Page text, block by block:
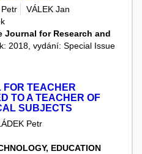
VÁLEK Jan
Journal for Research and
2018, vydání: Special Issue
FOR TEACHER
TO A TEACHER OF
SUBJECTS
Petr
EDUCATION